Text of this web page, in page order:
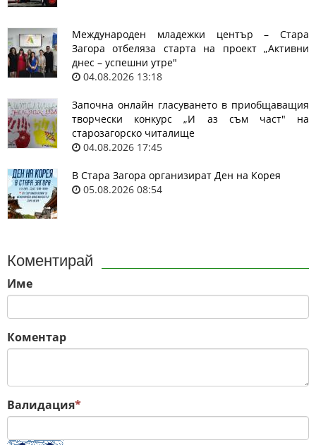
Международен младежки център – Стара
Загора отбеляза старта на проект „Активни
днес – успешни утре"
04.08.2026 13:18
Започна онлайн гласуването в приобщаващия
творчески конкурс „И аз съм част" на
старозагорско читалище
04.08.2026 17:45
В Стара Загора организират Ден на Корея
05.08.2026 08:54
Коментирай
Име
Коментар
Валидация*